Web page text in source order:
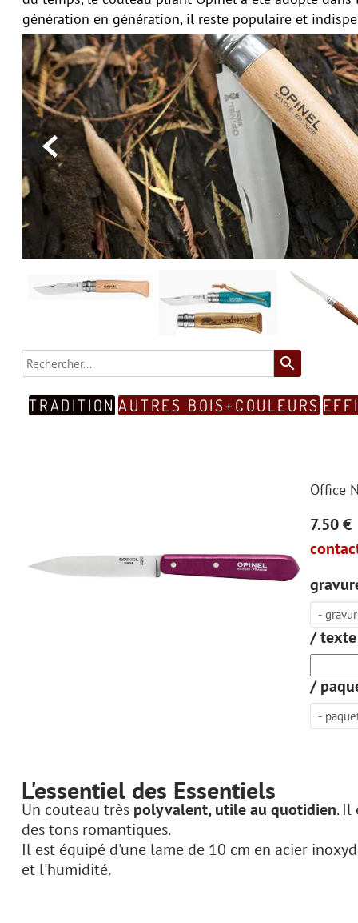
génération en génération, il reste populaire et

search
TRADITION AUTRES BOIS+COULEURS
Office
7.50 €
/ texte
/
L'essentiel des Essentiels
Un couteau très polyvalent, utile au quotidien. Il
des tons romantiques.
Il est équipé d'une lame de 10 cm en acier
et l'humidité.